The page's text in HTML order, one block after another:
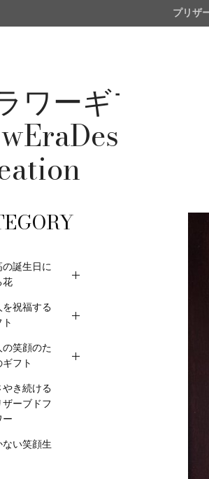
プリザ
ワーギフト
＆
の誕生日に
花
を祝福する
ト
の笑顔のた
ギフト
やき続ける
ザーブドフ
ー
ない笑顔生